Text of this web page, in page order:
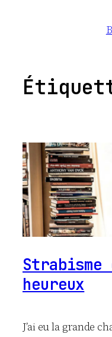
heureux
J’ai eu la grande